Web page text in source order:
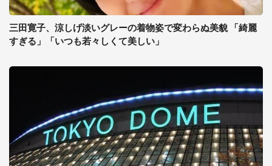
三田寛子、涼しげ淡いグレーの着物姿で変わらぬ美貌 「綺麗
すぎる」「いつも若々しくて美しい」